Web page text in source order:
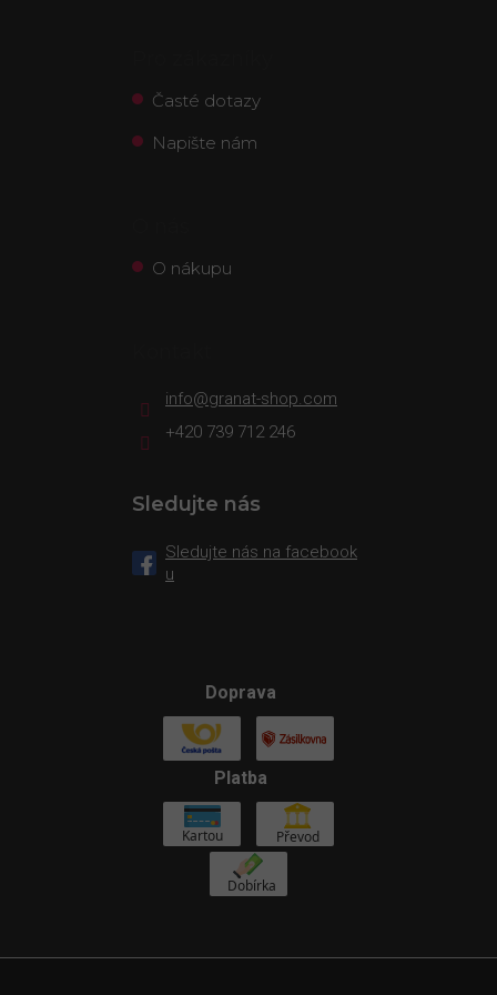
Časté dotazy
Napište nám
O nákupu
info@granat-shop.com
+420 739 712 246
Sledujte nás
Sledujte nás na facebook
u
Doprava
Platba